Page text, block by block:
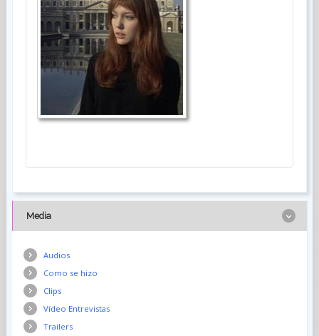
Media
Audios
Como se hizo
Clips
Vídeo Entrevistas
Trailers